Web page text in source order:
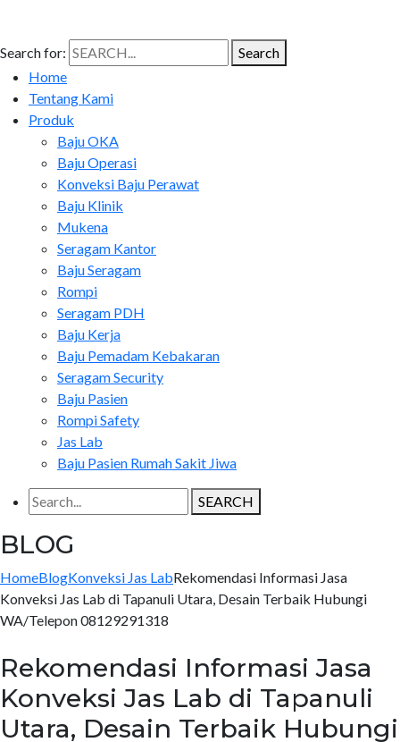
Search for:
Search
Home
Tentang Kami
Produk
Baju OKA
Baju Operasi
Konveksi Baju Perawat
Baju Klinik
Mukena
Seragam Kantor
Baju Seragam
Rompi
Seragam PDH
Baju Kerja
Baju Pemadam Kebakaran
Seragam Security
Baju Pasien
Rompi Safety
Jas Lab
Baju Pasien Rumah Sakit Jiwa
SEARCH
BLOG
HomeBlogKonveksi Jas LabRekomendasi Informasi Jasa
Konveksi Jas Lab di Tapanuli Utara, Desain Terbaik Hubungi
WA/Telepon 08129291318
Rekomendasi Informasi Jasa
Konveksi Jas Lab di Tapanuli
Utara, Desain Terbaik Hubungi